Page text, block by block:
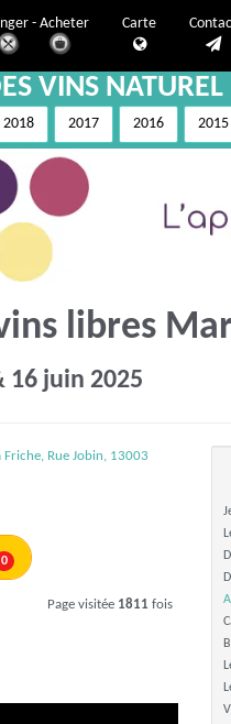
- Acheter Carte
VINS NATUREL
2018 2017 2016 2015
libres
16 juin 2025
Friche, Rue Jobin, 13003
0
Page visitée 1811 fois